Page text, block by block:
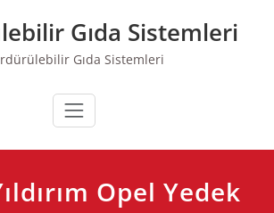
Gıda Sistemleri
Gıda Sistemleri
Opel Yedek